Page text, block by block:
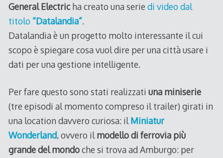
General Electricha creato una serie di video dal
titolo “Datalandia”.
Datalandia è un progetto molto interessante il cui
scopo è spiegare cosa vuol dire per una città usare i
dati per una gestione intelligente.
Per fare questo sono stati realizzati una miniserie
(tre episodi al momento compreso il trailer) girati in
una location davvero curiosa: ilMiniatur
Wonderland, ovvero ilmodello di ferrovia più
grande del mondoche si trova ad Amburgo: per